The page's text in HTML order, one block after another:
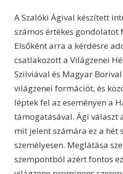
A Szalóki Ágival készített
számos értékes gondolatot
Elsőként arra a kérdésre
csatlakozott a Világzenei
Szilviával és Magyar
világzenei formációt, és
léptek fel az eseményen a
támogatásával. Ági választ
mit jelent számára ez a hét
személyesen. Meglátása
szempontból azért fontos